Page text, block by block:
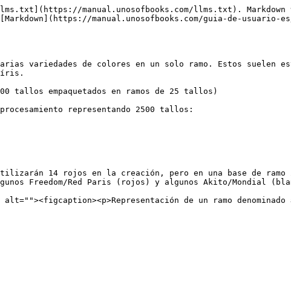
manual.unosofbooks.com/llms.txt). Markdown
manual.unosofbooks.com/guia-de-usuario-
variedades de colores en un solo ramo. Estos
tallos empaquetados en ramos de 25 tallos)
representando 2500 tallos:
14 rojos en la creación, pero en una base de
Freedom/Red Paris (rojos) y algunos Akito/Mondial